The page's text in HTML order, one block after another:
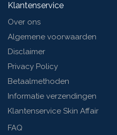
Klantenservice
Over ons
Algemene voorwaarden
Disclaimer
Privacy Policy
Betaalmethoden
Informatie verzendingen
Klantenservice Skin Affair
FAQ